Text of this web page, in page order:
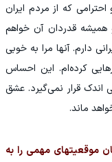
که از مردم ایران
همیشه قدردان آن خواهم
دارم. آنها مرا به خوبی
کرده‌ام. این احساس
قرار نمی‌گیرد. عشق
ماند.
موقعیتهای مهمی را به